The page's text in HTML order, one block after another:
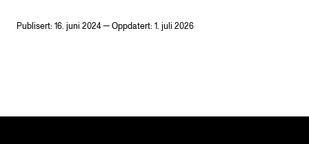
Publisert: 16. juni 2024 — Oppdatert: 1. juli 2026